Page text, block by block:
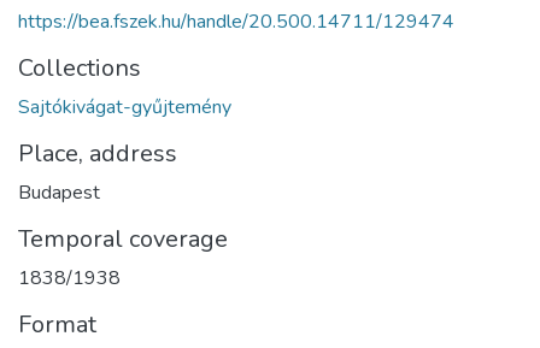
https://bea.fszek.hu/handle/20.500.14711/129474
Collections
Sajtókivágat-gyűjtemény
Place, address
Budapest
Temporal coverage
1838/1938
Format